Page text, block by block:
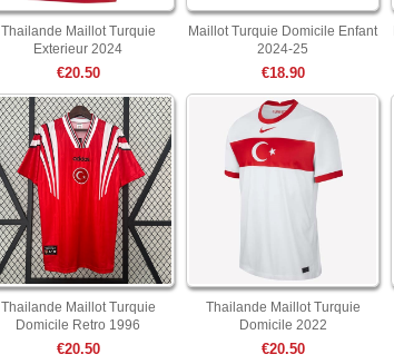
Thailande Maillot Turquie
Exterieur 2024
€20.50
Maillot Turquie Domicile Enfant
2024-25
€18.90
Thailande Maillot Turquie
Domicile Retro 1996
€20.50
Thailande Maillot Turquie
Domicile 2022
€20.50